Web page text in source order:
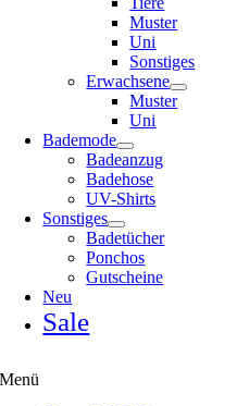
Muster
Uni
Sonstiges
Erwachsene
Muster
Uni
Bademode
Badeanzug
Badehose
UV-Shirts
Sonstiges
Badetücher
Ponchos
Gutscheine
Neu
Sale
Menü